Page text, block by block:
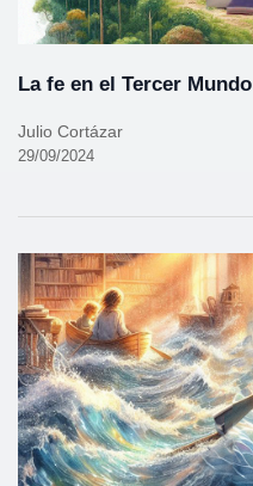
La fe en el Tercer Mundo
Julio Cortázar
29/09/2024